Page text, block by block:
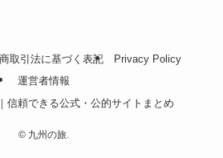
取引法に基づく表記
Privacy Policy
運営者情報
信頼できる公式・公的サイトまとめ
©九州の旅.